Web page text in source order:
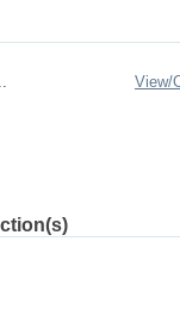
صيغتا
View/